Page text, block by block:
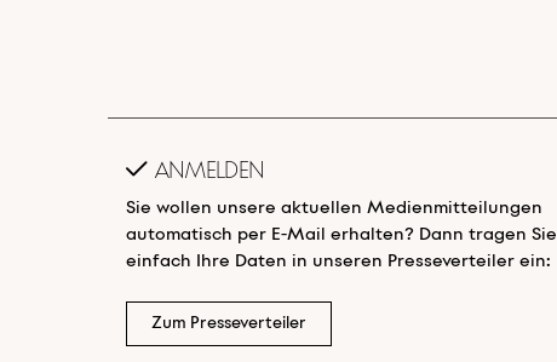
Anmelden
Sie wollen unsere aktuellen Medienmitteilungen
automatisch per E-Mail erhalten? Dann tragen Sie
einfach Ihre Daten in unseren Presseverteiler ein:
Zum Presseverteiler